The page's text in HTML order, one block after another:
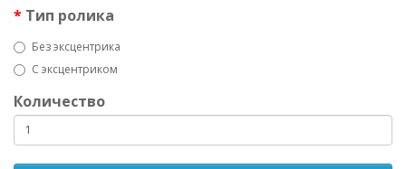
Тип ролика
Без эксцентрика
С эксцентриком
Количество